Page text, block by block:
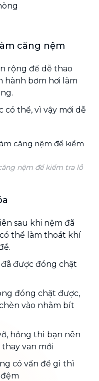
căng nệm
rộng để dễ thao
hành bơm hơi làm
có thể, vì vậy mới dễ
nệm để kiểm tra lỗ
sau khi nệm đã
thể làm thoát khí
được đóng chặt
đóng chặt được,
vào nhằm bít
hỏng thì bạn nên
van mới
có vấn đề gì thì